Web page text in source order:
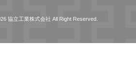
協立工業株式会社 All Right Reserved.